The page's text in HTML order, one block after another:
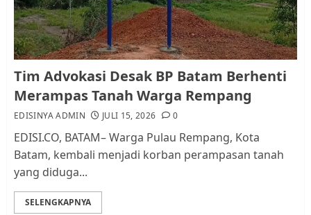
1
AGUSTUS 1, 2026 0
Kader Pajak jadi Penghubung
Pemerintah dan Masyarakat di
Lingkungan RT/RW
AGUSTUS 1, 2026
Tim Advokasi Desak BP Batam Berhenti
Merampas Tanah Warga Rempang
EDISINYA ADMIN JULI 15, 2026 0
EDISI.CO, BATAM– Warga Pulau Rempang, Kota
Batam, kembali menjadi korban perampasan tanah
yang diduga...
SELENGKAPNYA